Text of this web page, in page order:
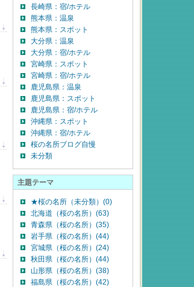
長崎県：宿/ホテル
熊本県：温泉
熊本県：スポット
大分県：温泉
大分県：宿/ホテル
宮崎県：スポット
宮崎県：宿/ホテル
鹿児島県：温泉
鹿児島県：スポット
鹿児島県：宿/ホテル
沖縄県：スポット
沖縄県：宿/ホテル
桜の名所ブログ自慢
未分類
主題テーマ
★桜の名所（未分類）(0)
北海道（桜の名所）(63)
青森県（桜の名所）(35)
岩手県（桜の名所）(44)
宮城県（桜の名所）(24)
秋田県（桜の名所）(44)
山形県（桜の名所）(38)
福島県（桜の名所）(42)